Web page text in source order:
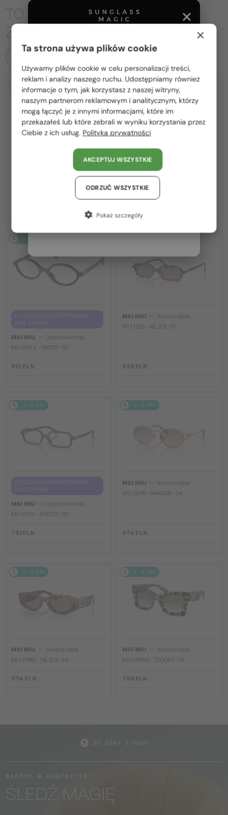
TO MOŻE CIĘ RÓWNIEŻ
ZAINTERESOWAĆ
WSZYSTKIE PRODUKTY
2-4 DNI 2-4 DNI
MIU MIU—
939 PLN
2-4 DNI
MIU MIU
Optična okvirja
MU 01XV - 1AB1O1 - 50
810 PLN
MIU MIU
Sončna očala
MU 11ZS - 14L20I - 51
939 PLN
2-4 DNI
MIU MIU
Optična okvirja
MU 01YV - 26E1O1 - 53
751 PLN
2-4 DNI
MIU MIU
Sončna očala
MU 52YS - ​5AK06S - ​54
974 PLN
2-4 DNI
MIU MIU
Sončna očala
MU 11WS - 14L20I - 54
974 PLN
2-4 DNI
MIU MIU
Sončna očala
MU 08WS - 7S00A7 - 51
798 PLN
ŚLEDŹ MAGIĘ
Proszę wybierz z listy odpowiedni dla Ciebie kraj:
Polska / PL
România / RO
Magyarország / HU
United Arab Emirates / EN
Austria / AT
Niemcy / DE
Włochy / IT
×
Ta strona używa plików cookie
Używamy plików cookie w celu personalizacji treści,
reklam i analizy naszego ruchu. Udostępniamy również
informacje o tym, jak korzystasz z naszej witryny,
naszym partnerom reklamowym i analitycznym, którzy
mogą łączyć je z innymi informacjami, które im
przekazałeś lub które zebrali w wyniku korzystania przez
Ciebie z ich usług. Polityka prywatności
AKCEPTUJ WSZYSTKIE
ODRZUĆ WSZYSTKIE
Pokaż szczegóły